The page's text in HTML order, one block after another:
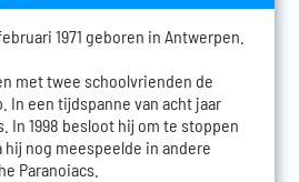
1971 geboren in Antwerpen.
met twee schoolvrienden de
In een tijdspanne van acht jaar
In 1998 besloot hij om te stoppen
nog meespeelde in andere
Paranoiacs.